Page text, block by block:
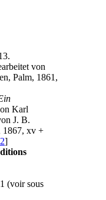
von
Palm, 1861,
Karl
J. B.
1867, xv +
]
(voir sous